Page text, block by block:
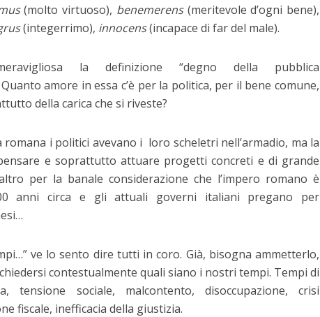
(molto virtuoso), benemerens(meritevole d’ogni bene),
(integerrimo), innocens(incapace di far del male).
la definizione “degno della pubblica
amore in essa c’è per la politica, per il bene comune,
della carica che si riveste?
romana i politici avevano i loro scheletri nell’armadio, ma la
e soprattutto attuare progetti concreti e di grande
per la banale considerazione che l’impero romano è
anni circa e gli attuali governi italiani pregano per
ve lo sento dire tutti in coro. Già, bisogna ammetterlo,
contestualmente quali siano i nostri tempi. Tempi di
tensione sociale, malcontento, disoccupazione, crisi
fiscale, inefficacia della giustizia.